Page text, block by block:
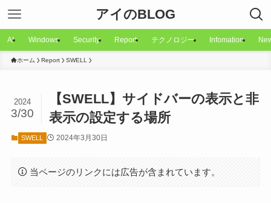
アイのBLOG
AI Windows Security Report テクノロジー Infomation
ホーム Report SWELL
【SWELL】サイドバーの表示と非
表示の設定する場所
2024
3/30
SWELL 2024年3月30日
当ページのリンクには広告が含まれています。